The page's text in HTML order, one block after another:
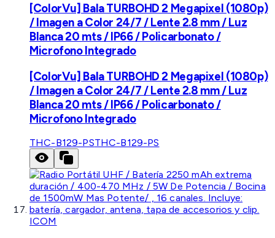
[ColorVu] Bala TURBOHD 2 Megapixel (1080p)
/ Imagen a Color 24/7 / Lente 2.8 mm / Luz
Blanca 20 mts / IP66 / Policarbonato /
Microfono Integrado
[ColorVu] Bala TURBOHD 2 Megapixel (1080p)
/ Imagen a Color 24/7 / Lente 2.8 mm / Luz
Blanca 20 mts / IP66 / Policarbonato /
Microfono Integrado
THC-B129-PSTHC-B129-PS
ICOM